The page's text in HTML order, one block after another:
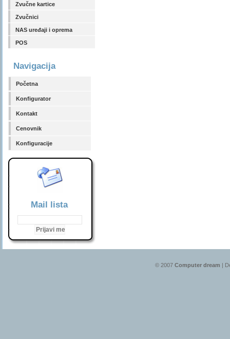
Zvučne kartice
Zvučnici
NAS uređaji i oprema
POS
Navigacija
Početna
Konfigurator
Kontakt
Cenovnik
Konfiguracije
Mail lista
© 2007 Computer dream |